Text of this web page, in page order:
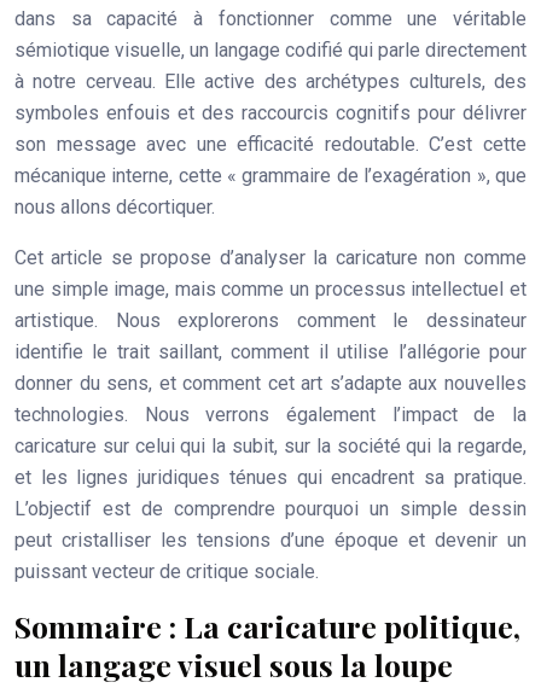
dans sa capacité à fonctionner comme une véritable
sémiotique visuelle, un langage codifié qui parle directement
à notre cerveau. Elle active des archétypes culturels, des
symboles enfouis et des raccourcis cognitifs pour délivrer
son message avec une efficacité redoutable. C’est cette
mécanique interne, cette « grammaire de l’exagération », que
nous allons décortiquer.
Cet article se propose d’analyser la caricature non comme
une simple image, mais comme un processus intellectuel et
artistique. Nous explorerons comment le dessinateur
identifie le trait saillant, comment il utilise l’allégorie pour
donner du sens, et comment cet art s’adapte aux nouvelles
technologies. Nous verrons également l’impact de la
caricature sur celui qui la subit, sur la société qui la regarde,
et les lignes juridiques ténues qui encadrent sa pratique.
L’objectif est de comprendre pourquoi un simple dessin
peut cristalliser les tensions d’une époque et devenir un
puissant vecteur de critique sociale.
Sommaire : La caricature politique,
un langage visuel sous la loupe